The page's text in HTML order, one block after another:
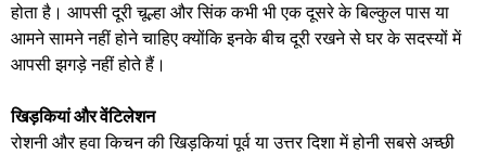
होता है। ​आपसी दूरी चूल्हा और सिंक कभी भी एक दूसरे के बिल्कुल पास या
आमने सामने नहीं होने चाहिए क्योंकि इनके बीच दूरी रखने से घर के सदस्यों में
आपसी झगड़े नहीं होते हैं।
​खिड़कियां और वेंटिलेशन
​रोशनी और हवा किचन की खिड़कियां पूर्व या उत्तर दिशा में होनी सबसे अच्छी